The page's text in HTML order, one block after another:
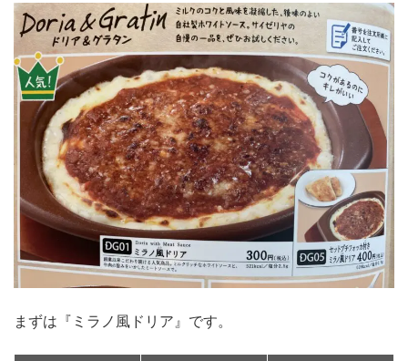
まずは『ミラノ風ドリア』です。